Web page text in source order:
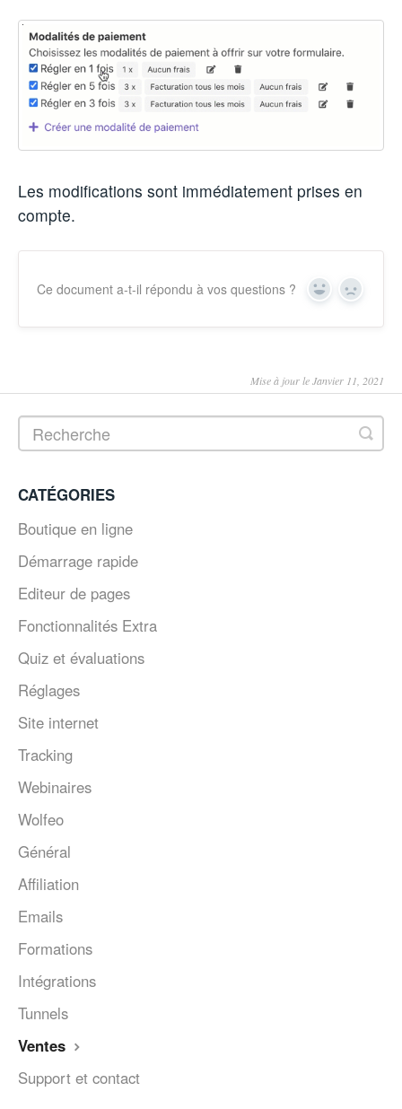
Les modifications sont immédiatement prises en
compte.
Ce document a-t-il répondu à vos questions ? Yes No
Mise à jour le Janvier 11, 2021
CATÉGORIES
Boutique en ligne
Démarrage rapide
Editeur de pages
Fonctionnalités Extra
Quiz et évaluations
Réglages
Site internet
Tracking
Webinaires
Wolfeo
Général
Affiliation
Emails
Formations
Intégrations
Tunnels
Ventes
Support et contact